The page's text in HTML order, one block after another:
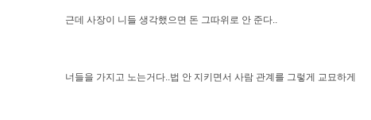
근데 사장이 니들 생각했으면 돈 그따위로 안 준다..
너들을 가지고 노는거다..법 안 지키면서 사람 관계를 그렇게 교묘하게